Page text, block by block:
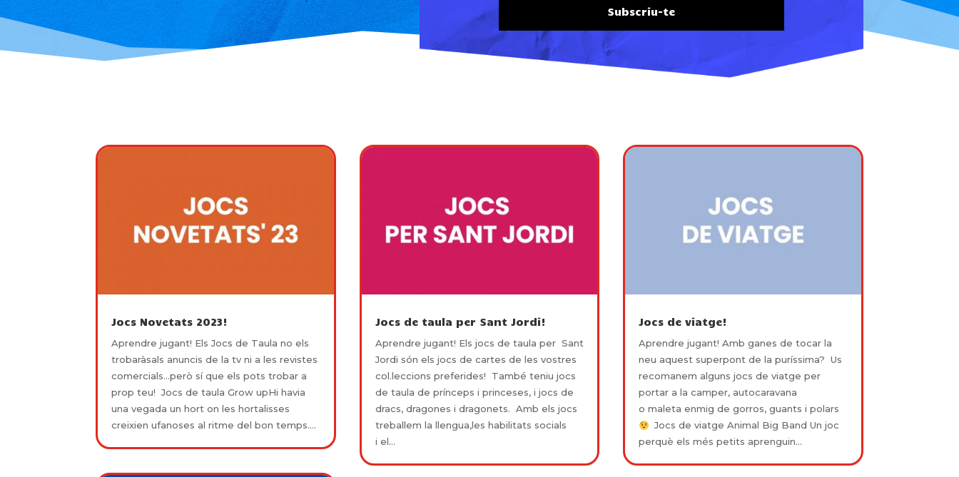
Subscriu-te
Jocs Novetats 2023!
Aprendre jugant! Els Jocs de Taula no els
trobaràsals anuncis de la tv ni a les revistes
comercials...però sí que els pots trobar a
prop teu! Jocs de taula Grow upHi havia
una vegada un hort on les hortalisses
creixien ufanoses al ritme del bon temps....
Jocs de taula per Sant Jordi!
Aprendre jugant! Els jocs de taula per Sant
Jordi són els jocs de cartes de les vostres
col.leccions preferides! També teniu jocs
de taula de prínceps i princeses, i jocs de
dracs, dragones i dragonets. Amb els jocs
treballem la llengua,les habilitats socials
i el...
Jocs de viatge!
Aprendre jugant! Amb ganes de tocar la
neu aquest superpont de la puríssima? Us
recomanem alguns jocs de viatge per
portar a la camper, autocaravana
o maleta enmig de gorros, guants i polars
Jocs de viatge Animal Big Band Un joc
perquè els més petits aprenguin...